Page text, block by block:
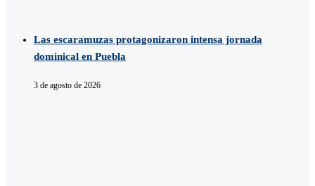
Las escaramuzas protagonizaron intensa jornada
dominical en Puebla
3 de agosto de 2026